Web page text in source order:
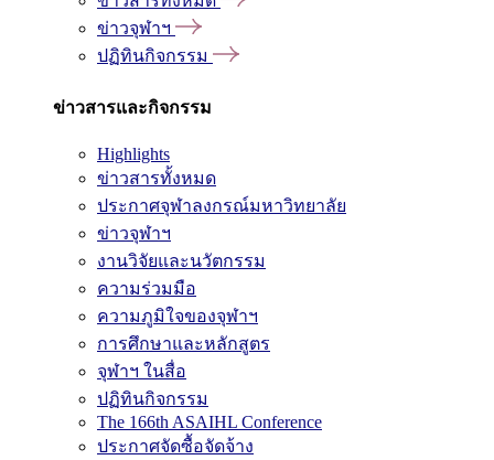
ข่าวจุฬาฯ
ปฏิทินกิจกรรม
ข่าวสารและกิจกรรม
Highlights
ข่าวสารทั้งหมด
ประกาศจุฬาลงกรณ์มหาวิทยาลัย
ข่าวจุฬาฯ
งานวิจัยและนวัตกรรม
ความร่วมมือ
ความภูมิใจของจุฬาฯ
การศึกษาและหลักสูตร
จุฬาฯ ในสื่อ
ปฏิทินกิจกรรม
The 166th ASAIHL Conference
ประกาศจัดซื้อจัดจ้าง